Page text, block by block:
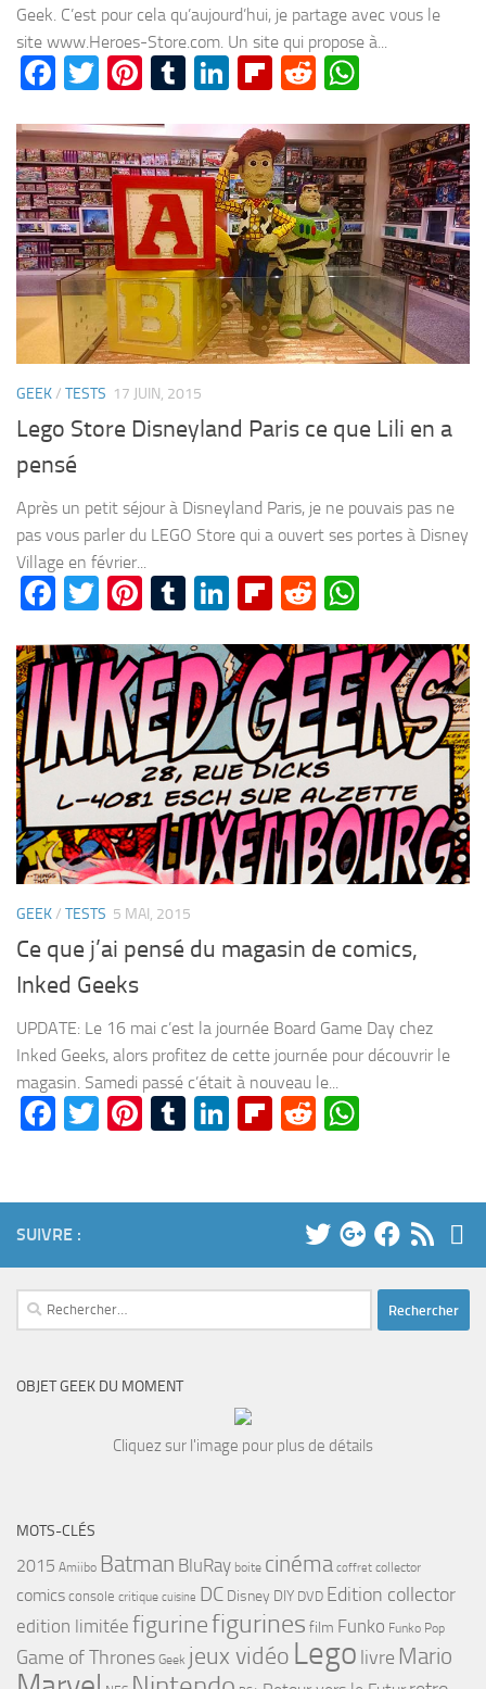
Geek. C’est pour cela qu’aujourd’hui, je partage avec vous le
site www.Heroes-Store.com. Un site qui propose à...
Facebook
TwitterPinterest
TumblrLinkedIn
Flipboard
Reddit
GEEK/ TESTS 17 JUIN, 2015
Lego Store Disneyland Paris ce que Lili en a
pensé
Après un petit séjour à Disneyland Paris, je ne pouvais pas ne
pas vous parler du LEGO Store qui a ouvert ses portes à Disney
Village en février...
Facebook
Twitter
Pinterest
Tumblr
LinkedIn
Flipboard
Reddit
GEEK/ TESTS 5 MAI, 2015
Ce que j’ai pensé du magasin de comics,
Inked Geeks
UPDATE: Le 16 mai c’est la journée Board Game Day chez
Inked Geeks, alors profitez de cette journée pour découvrir le
magasin. Samedi passé c’était à nouveau le...
Facebook
Twitter
Pinterest
Tumblr
LinkedIn
Flipboard
Reddit
SUIVRE :
Rechercher :
OBJET GEEK DU MOMENT
Cliquez sur l'image pour plus de détails
MOTS-CLÉS
2015 Amiibo Batman BluRay boite cinéma coffret collector
comics console critique cuisine DC Disney DIY DVD Edition collector
edition limitée figurinefigurines film Funko Funko Pop
Game of Thrones Geek jeux vidéo Lego livre Mario